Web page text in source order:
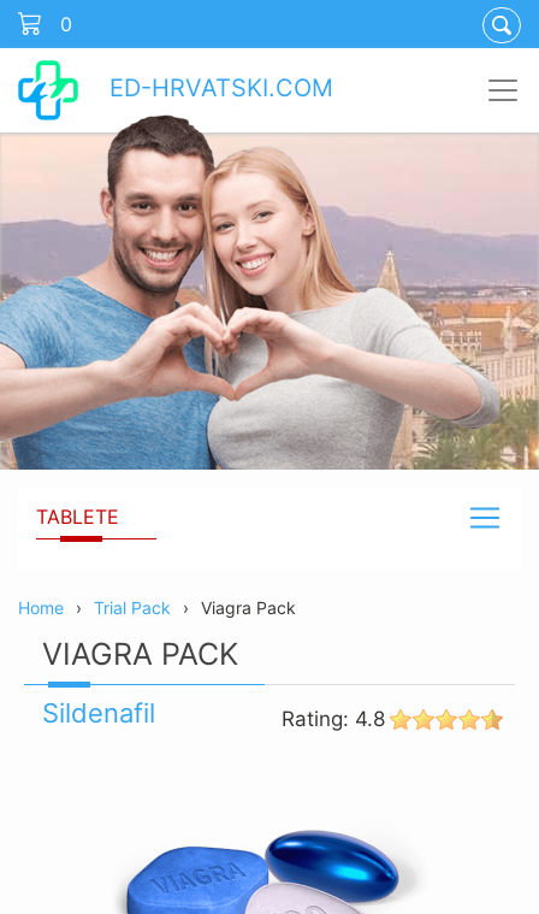
0
ED-HRVATSKI.COM
TABLETE
Home Trial Pack Viagra Pack
VIAGRA PACK
Sildenafil Rating: 4.8